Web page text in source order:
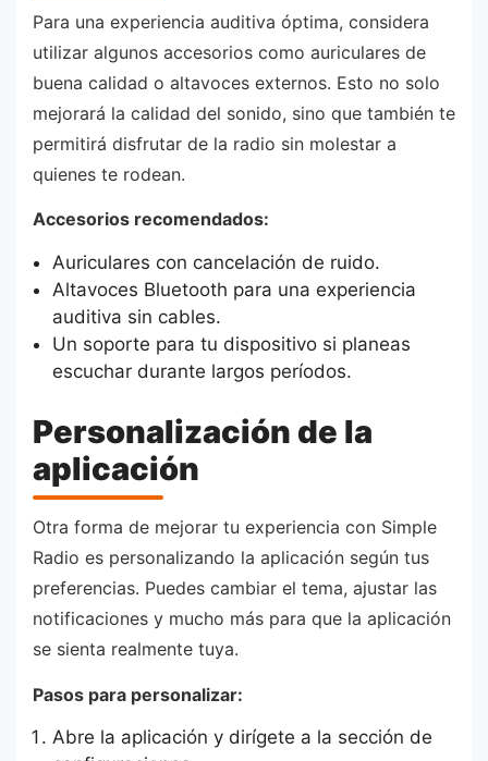
Para una experiencia auditiva óptima, considera
utilizar algunos accesorios como auriculares de
buena calidad o altavoces externos. Esto no solo
mejorará la calidad del sonido, sino que también te
permitirá disfrutar de la radio sin molestar a
quienes te rodean.
Accesorios recomendados:
Auriculares con cancelación de ruido.
Altavoces Bluetooth para una experiencia
auditiva sin cables.
Un soporte para tu dispositivo si planeas
escuchar durante largos períodos.
Personalización de la
aplicación
Otra forma de mejorar tu experiencia con Simple
Radio es personalizando la aplicación según tus
preferencias. Puedes cambiar el tema, ajustar las
notificaciones y mucho más para que la aplicación
se sienta realmente tuya.
Pasos para personalizar:
Abre la aplicación y dirígete a la sección de